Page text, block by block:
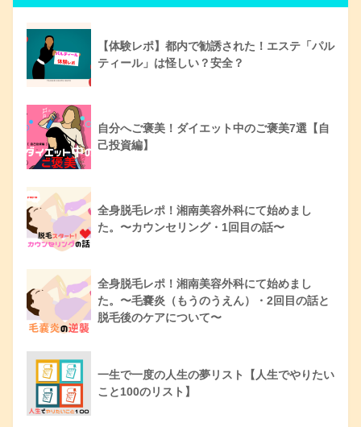
【体験レポ】都内で勧誘された！エステ「パル
ティール」は怪しい？安全？
自分へご褒美！ダイエット中のご褒美7選【自
己投資編】
全身脱毛レポ！湘南美容外科にて始めまし
た。〜カウンセリング・1回目の話〜
全身脱毛レポ！湘南美容外科にて始めまし
た。〜毛嚢炎（もうのうえん）・2回目の話と
脱毛後のケアについて〜
一生で一度の人生の夢リスト【人生でやりたい
こと100のリスト】